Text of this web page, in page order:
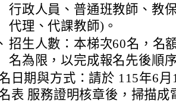
行政人員、普通班教師、教
代理、代課教師)。
招生人數：本梯次60名，名
名為限，以完成報名先後順
日期與方式：請於 115年6
表 服務證明核章後，掃描成